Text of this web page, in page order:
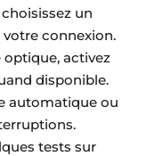
un
connexion.
optique, activez
disponible.
automatique ou
tests sur